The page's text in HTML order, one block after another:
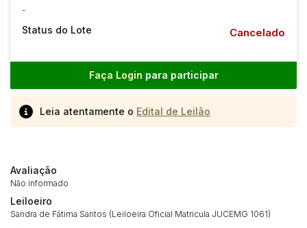
-
Status do Lote Cancelado
Faça Login para participar
Leia atentamente o Edital de Leilão
Avaliação
Não informado
Leiloeiro
Sandra de Fátima Santos (Leiloeira Oficial Matricula JUCEMG 1061)